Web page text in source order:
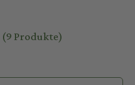
(9 Produkte)